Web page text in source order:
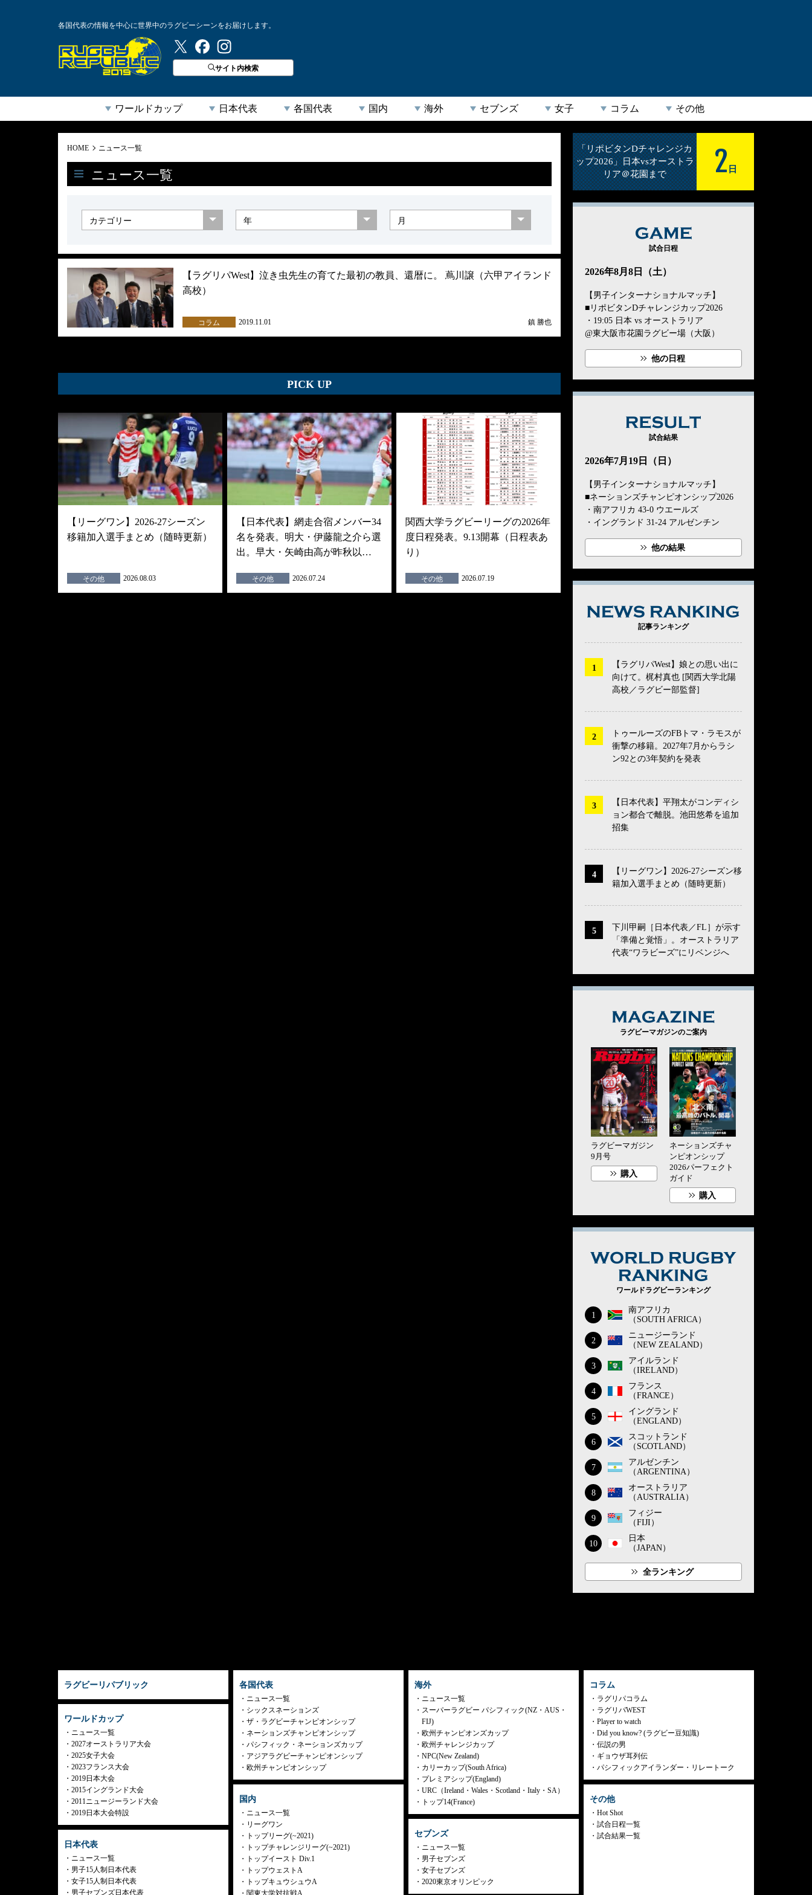
各国代表の情報を中心に世界中のラグビーシーンをお届けします。
ラグビーリパブリック
サイト内検索
ワールドカップ 日本代表 各国代表 国内 海外 セブンズ 女子 コラム その他
HOME ニュース一覧
ニュース一覧
【ラグリパWest】泣き虫先生の育てた最初の教員、還暦に。 蔦川譲（六甲アイランド
高校）
コラム 2019.11.01 鎮 勝也
PICK UP
【リーグワン】2026-27シーズン
移籍加入選手まとめ（随時更新）
その他 2026.08.03
【日本代表】網走合宿メンバー34
名を発表。明大・伊藤龍之介ら選
出。早大・矢崎由高が昨秋以…
その他 2026.07.24
関西大学ラグビーリーグの2026年
度日程発表。9.13開幕（日程表あ
り）
その他 2026.07.19
「リポビタンDチャレンジカ
ップ2026」日本vsオーストラ
リア＠花園まで
2 日
GAME
試合日程
2026年8月8日（土）
【男子インターナショナルマッチ】
■リポビタンDチャレンジカップ2026
・19:05 日本 vs オーストラリア
@東大阪市花園ラグビー場（大阪）
他の日程
試合結果
2026年7月19日（日）
【男子インターナショナルマッチ】
■ネーションズチャンピオンシップ2026
・南アフリカ 43-0 ウエールズ
・イングランド 31-24 アルゼンチン
他の結果
記事ランキング
【ラグリパWest】娘との思い出に
向けて。梶村真也 [関西大学北陽
高校／ラグビー部監督]
トゥールーズのFBトマ・ラモスが
衝撃の移籍。2027年7月からラシ
ン92との3年契約を発表
【日本代表】平翔太がコンディシ
ョン都合で離脱。池田悠希を追加
招集
【リーグワン】2026-27シーズン移
籍加入選手まとめ（随時更新）
下川甲嗣［日本代表／FL］が示す
「準備と覚悟」。オーストラリア
代表“ワラビーズ”にリベンジへ
ラグビーマガジンのご案内
ラグビーマガジン
9月号
購入
ネーションズチャ
ンピオンシップ
2026パーフェクト
ガイド
購入
ワールドラグビーランキング
1
南アフリカ
（SOUTH AFRICA）
2
ニュージーランド
（NEW ZEALAND）
3
アイルランド
（IRELAND）
4
フランス
（FRANCE）
5
イングランド
（ENGLAND）
6
スコットランド
（SCOTLAND）
7
アルゼンチン
（ARGENTINA）
8
オーストラリア
（AUSTRALIA）
9
フィジー
（FIJI）
10
日本
（JAPAN）
全ランキング
ラグビーリパブリック
ワールドカップ
ニュース一覧
2027オーストラリア大会
2025女子大会
2023フランス大会
2019日本大会
2015イングランド大会
2011ニュージーランド大会
2019日本大会特設
日本代表
ニュース一覧
男子15人制日本代表
女子15人制日本代表
男子セブンズ日本代表
各国代表
ニュース一覧
シックスネーションズ
ザ・ラグビーチャンピオンシップ
ネーションズチャンピオンシップ
パシフィック・ネーションズカップ
アジアラグビーチャンピオンシップ
欧州チャンピオンシップ
国内
ニュース一覧
リーグワン
トップリーグ(~2021)
トップチャレンジリーグ(~2021)
トップイースト Div.1
トップウェストA
トップキュウシュウA
関東大学対抗戦A
海外
ニュース一覧
スーパーラグビー パシフィック(NZ・AUS・
FIJ)
欧州チャンピオンズカップ
欧州チャレンジカップ
NPC(New Zealand)
カリーカップ(South Africa)
プレミアシップ(England)
URC（Ireland・Wales・Scotland・Italy・SA）
トップ14(France)
セブンズ
ニュース一覧
男子セブンズ
女子セブンズ
2020東京オリンピック
コラム
ラグリパコラム
ラグリパWEST
Player to watch
Did you know? (ラグビー豆知識)
伝説の男
ギョウザ耳列伝
パシフィックアイランダー・リレートーク
その他
Hot Shot
試合日程一覧
試合結果一覧